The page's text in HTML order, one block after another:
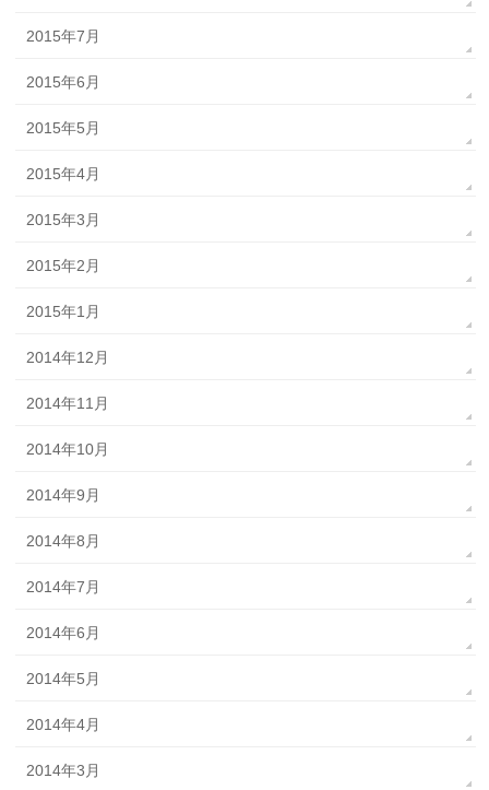
2015年7月
2015年6月
2015年5月
2015年4月
2015年3月
2015年2月
2015年1月
2014年12月
2014年11月
2014年10月
2014年9月
2014年8月
2014年7月
2014年6月
2014年5月
2014年4月
2014年3月